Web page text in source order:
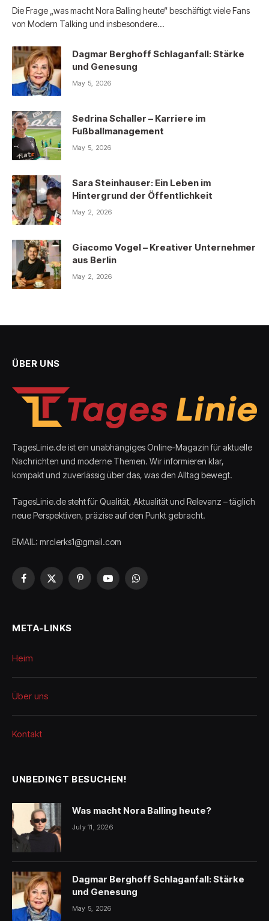
Die Frage „was macht Nora Balling heute“ beschäftigt viele Fans
von Modern Talking und insbesondere…
Dagmar Berghoff Schlaganfall: Stärke
und Genesung
May 5, 2026
Sedrina Schaller – Karriere im
Fußballmanagement
May 5, 2026
Sara Steinhauser: Ein Leben im
Hintergrund der Öffentlichkeit
May 2, 2026
Giacomo Vogel – Kreativer Unternehmer
aus Berlin
May 2, 2026
ÜBER UNS
TagesLinie.de ist ein unabhängiges Online-Magazin für aktuelle
Nachrichten und moderne Themen. Wir informieren klar,
kompakt und zuverlässig über das, was den Alltag bewegt.
TagesLinie.de steht für Qualität, Aktualität und Relevanz – täglich
neue Perspektiven, präzise auf den Punkt gebracht.
EMAIL: mrclerks1@gmail.com
Facebook
X
PinterestYouTubeWhatsApp
META-LINKS
Heim
Über uns
Kontakt
UNBEDINGT BESUCHEN!
Was macht Nora Balling heute?
July 11, 2026
Dagmar Berghoff Schlaganfall: Stärke
und Genesung
May 5, 2026